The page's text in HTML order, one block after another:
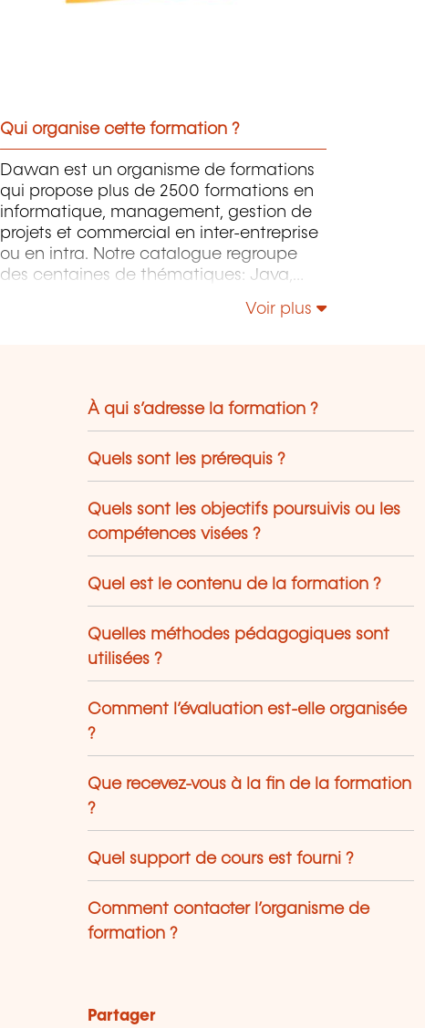
Qui organise cette formation ?
Dawan est un organisme de formations
qui propose plus de 2500 formations en
informatique, management, gestion de
projets et commercial en inter-entreprise
ou en intra. Notre catalogue regroupe
des centaines de thématiques: Java,
Windows Server, Vmware, Autocad,
Voir plus
À qui s’adresse la formation ?
Quels sont les prérequis ?
Quels sont les objectifs poursuivis ou les
compétences visées ?
Quel est le contenu de la formation ?
Quelles méthodes pédagogiques sont
utilisées ?
Comment l’évaluation est-elle organisée
?
Que recevez-vous à la fin de la formation
?
Quel support de cours est fourni ?
Comment contacter l’organisme de
formation ?
Partager